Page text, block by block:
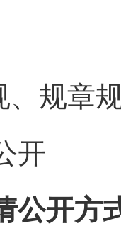
、规章
开
公开方